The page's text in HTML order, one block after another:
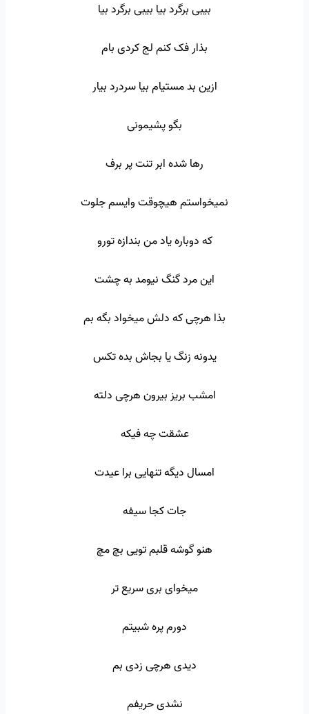
بیبی برگرد بیا بیبی برگرد بیا
بذار فک کنم لج کردی بام
ازین بد مستیام بیا سردرد بیار
بگو پشیمونی
رها شده ابر تنت پر برف
نمیخواستم هیچوقت وایسم جلوت
که دوباره یاد من بندازه تورو
این مرد گنگ نیومد به چشت
بذا هرچی که دلش میخواد بگه بم
یدونه زنگ یا بجاش بده تکس
امشب بریز بیرون هرچی دلته
عشقت چه فیکه
امسال دیگه تنهایی برا عیدت
جات کجا سیفه
هنو گوشه قلبم تویی بچ مچ
میخوای بری سریع تر
دورم پره شبیتم
دیدی هرچی زدی بم
نشدی حریفم